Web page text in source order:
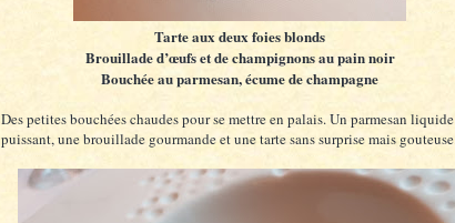
Tarte aux deux foies blonds
Brouillade d’œufs et de champignons au pain noir
Bouchée au parmesan, écume de champagne
Des petites bouchées chaudes pour se mettre en palais. Un parmesan liquide
puissant, une brouillade gourmande et une tarte sans surprise mais